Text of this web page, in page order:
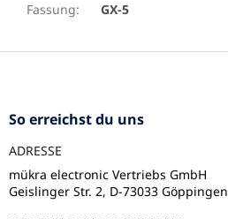
Fassung: GX-5
F
So erreichst du uns
ADRESSE
mükra electronic Vertriebs GmbH
Geislinger Str. 2, D-73033 Göppingen